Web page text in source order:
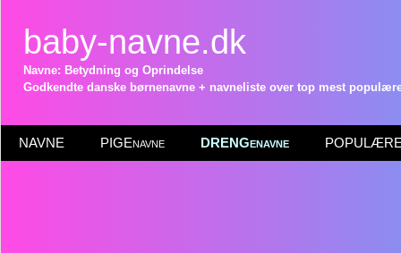
baby-navne.dk
Navne: Betydning og Oprindelse
Godkendte danske børnenavne + navneliste over top mest
NAVNE PIGEnavne DRENGenavne POPULÆRE